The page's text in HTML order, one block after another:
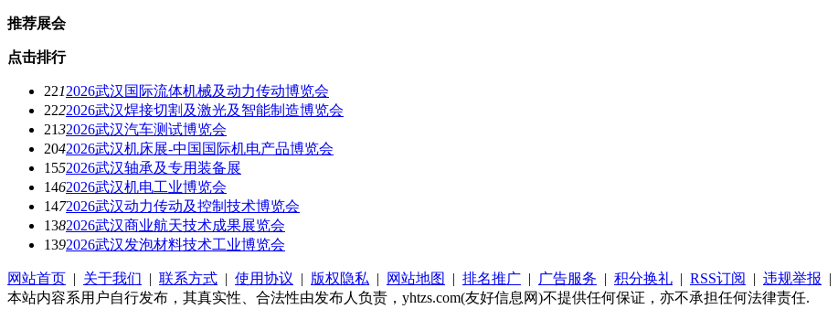
推荐展会
点击排行
2212026武汉国际流体机械及动力传动博览会
2222026武汉焊接切割及激光及智能制造博览会
2132026武汉汽车测试博览会
2042026武汉机床展-中国国际机电产品博览会
1552026武汉轴承及专用装备展
1462026武汉机电工业博览会
1472026武汉动力传动及控制技术博览会
1382026武汉商业航天技术成果展览会
1392026武汉发泡材料技术工业博览会
网站首页 | 关于我们 | 联系方式 | 使用协议 | 版权隐私 | 网站地图 | 排名推广 | 广告服务 | 积分换礼 | RSS订阅 | 违规举报 |
本站内容系用户自行发布，其真实性、合法性由发布人负责，yhtzs.com(友好信息网)不提供任何保证，亦不承担任何法律责任.